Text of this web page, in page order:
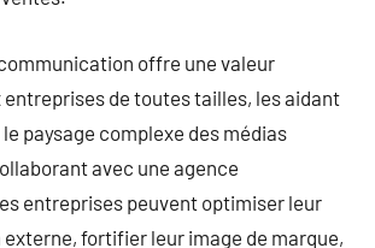
offre une valeur
de toutes tailles, les aidant
paysage complexe des médias
avec une agence
entreprises peuvent optimiser leur
fortifier leur image de marque,